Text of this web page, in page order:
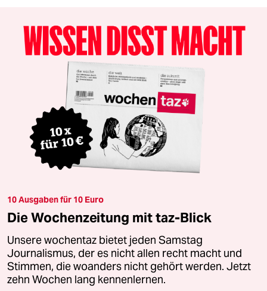
10 Ausgaben für 10 Euro
Die Wochenzeitung mit taz-Blick
Unsere wochentaz bietet jeden Samstag
Journalismus, der es nicht allen recht macht und
Stimmen, die woanders nicht gehört werden. Jetzt
zehn Wochen lang kennenlernen.